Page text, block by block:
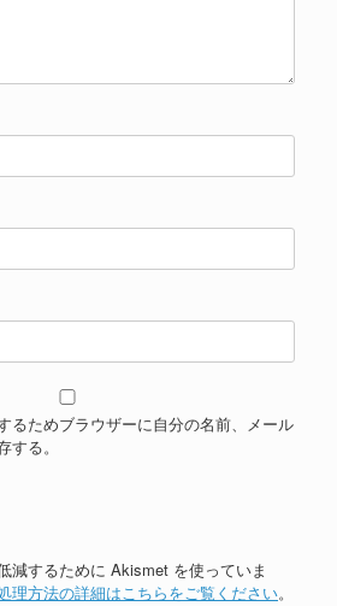
るためブラウザーに自分の名前、メール
る。
減するために Akismet を使っていま
理方法の詳細はこちらをご覧ください。